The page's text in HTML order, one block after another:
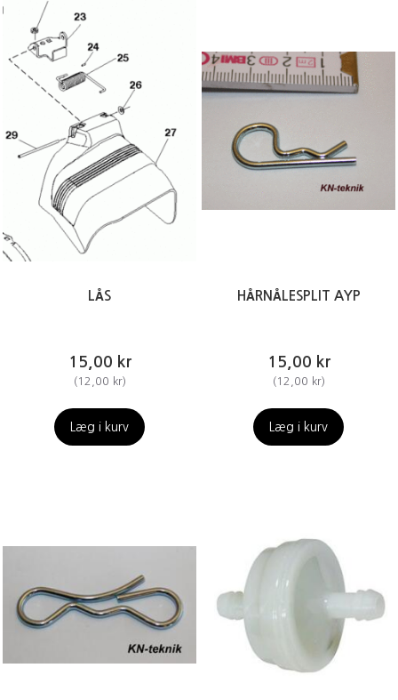
LÅS
15,00 kr
(12,00 kr)
Læg i kurv
HÅRNÅLESPLIT AYP
15,00 kr
(12,00 kr)
Læg i kurv